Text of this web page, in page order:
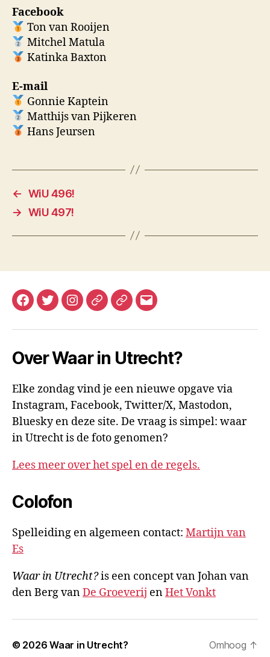
Facebook
Ton van Rooijen
Mitchel Matula
Katinka Baxton
E-mail
Gonnie Kaptein
Matthijs van Pijkeren
Hans Jeursen
← WiU 496!
→ WiU 497!
Facebook
TwitterInstagramMastodon
Bluesky
E-
Over Waar in Utrecht?
Elke zondag vind je een nieuwe opgave via
Instagram, Facebook, Twitter/X, Mastodon,
Bluesky en deze site. De vraag is simpel: waar
in Utrecht is de foto genomen?
Lees meer over het spel en de regels.
Colofon
Spelleiding en algemeen contact: Martijn van
Es
Waar in Utrecht?is een concept van Johan van
den Berg vanDe Groeverij enHet Vonkt
© 2026Waar in Utrecht? Omhoog ↑